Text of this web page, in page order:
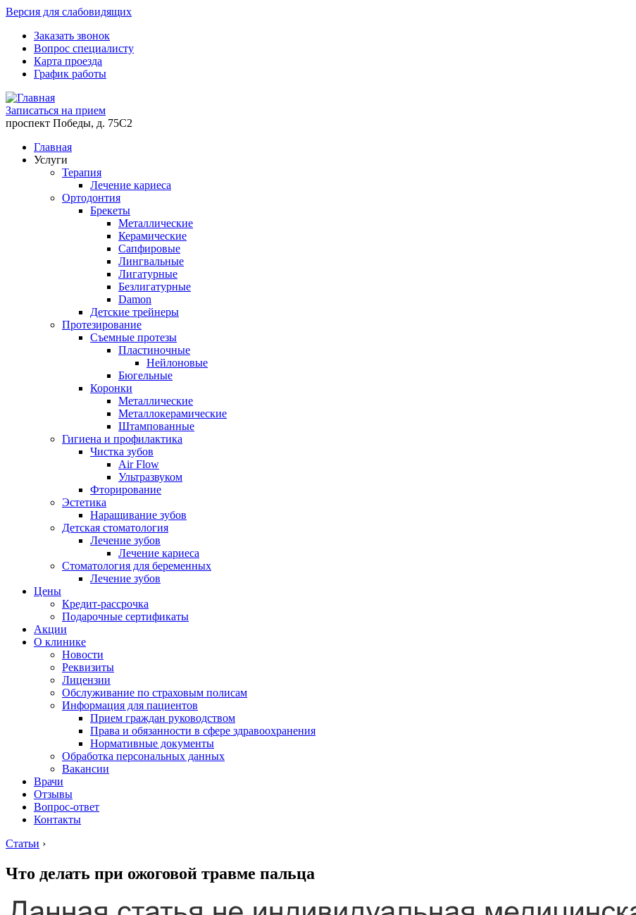
Версия для слабовидящих
Заказать звонок
Вопрос специалисту
Карта проезда
График работы
Записаться на прием
проспект Победы, д. 75C2
Главная
Услуги
Терапия
Лечение кариеса
Ортодонтия
Брекеты
Металлические
Керамические
Cапфировые
Лингвальные
Лигатурные
Безлигатурные
Damon
Детские трейнеры
Протезирование
Съемные протезы
Пластиночные
Нейлоновые
Бюгельные
Коронки
Металлические
Металлокерамические
Штампованные
Гигиена и профилактика
Чистка зубов
Air Flow
Ультразвуком
Фторирование
Эстетика
Наращивание зубов
Детская стоматология
Лечение зубов
Лечение кариеса
Стоматология для беременных
Лечение зубов
Цены
Кредит-рассрочка
Подарочные сертификаты
Акции
О клинике
Новости
Реквизиты
Лицензии
Обслуживание по страховым полисам
Информация для пациентов
Прием граждан руководством
Права и обязанности в сфере здравоохранения
Нормативные документы
Обработка персональных данных
Вакансии
Врачи
Отзывы
Вопрос-ответ
Контакты
Статьи ›
Что делать при ожоговой травме пальца